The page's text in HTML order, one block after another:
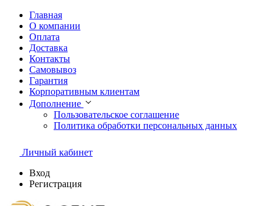
Главная
О компании
Оплата
Доставка
Контакты
Самовывоз
Гарантия
Корпоративным клиентам
Дополнение
Пользовательское соглашение
Политика обработки персональных данных
Личный кабинет
Вход
Регистрация